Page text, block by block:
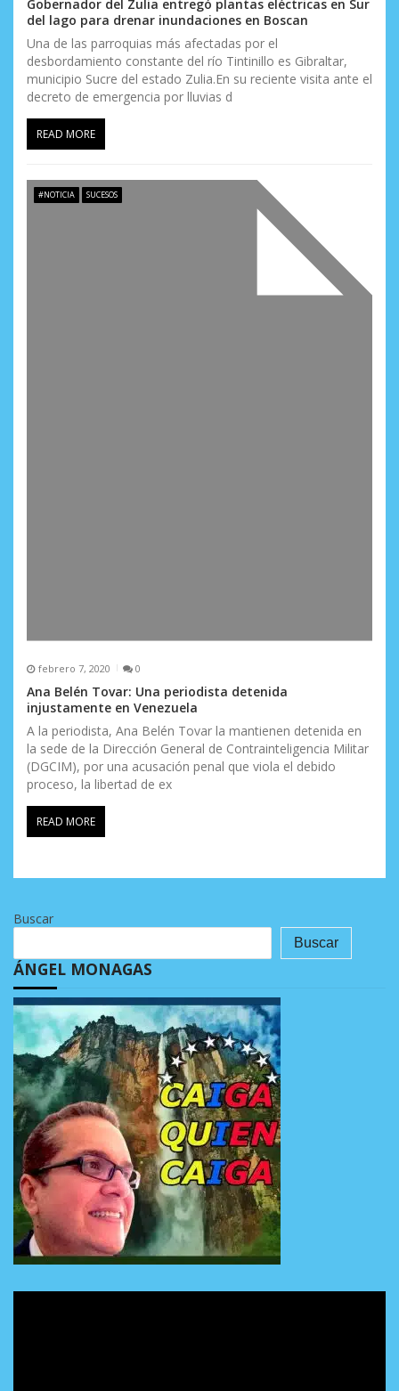
Gobernador del Zulia entregó plantas eléctricas en Sur
del lago para drenar inundaciones en Boscan
Una de las parroquias más afectadas por el
desbordamiento constante del río Tintinillo es Gibraltar,
municipio Sucre del estado Zulia.En su reciente visita ante el
decreto de emergencia por lluvias d
READ MORE
#NOTICIA SUCESOS
febrero 7, 2020 0
Ana Belén Tovar: Una periodista detenida
injustamente en Venezuela
A la periodista, Ana Belén Tovar la mantienen detenida en
la sede de la Dirección General de Contrainteligencia Militar
(DGCIM), por una acusación penal que viola el debido
proceso, la libertad de ex
READ MORE
Buscar
Buscar
ÁNGEL MONAGAS